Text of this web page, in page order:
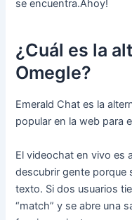
se encuentra.Ahoy!
¿Cuál es la
Omegle?
Emerald Chat es la
popular en la web para
El videochat en vivo es
descubrir gente porque
texto. Si dos usuarios
“match” y se abre una